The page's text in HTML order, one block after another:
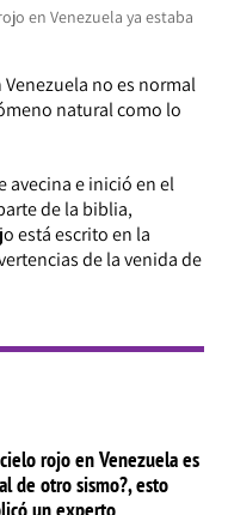
en Venezuela ya estaba
no es normal
natural como lo
avecina e inició en el
de la biblia,
está escrito en la
de la venida de
rojo en Venezuela es
de otro sismo?, esto